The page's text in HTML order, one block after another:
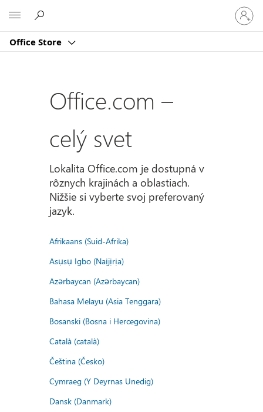
Office Store
sa
k
kontu
Office.com –
celý svet
Lokalita Office.com je dostupná v
rôznych krajinách a oblastiach.
Nižšie si vyberte svoj preferovaný
jazyk.
Afrikaans (Suid-Afrika)
Asụsụ Igbo (Naịjịrịa)
Azərbaycan (Azərbaycan)
Bahasa Melayu (Asia Tenggara)
Bosanski (Bosna i Hercegovina)
Català (català)
Čeština (Česko)
Cymraeg (Y Deyrnas Unedig)
Dansk (Danmark)